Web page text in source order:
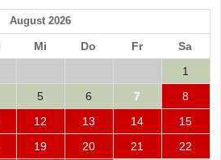
August 2026
Mi Do Fr
Sa
1
5 6 7
8
12 13 14
15
19 20 21
22